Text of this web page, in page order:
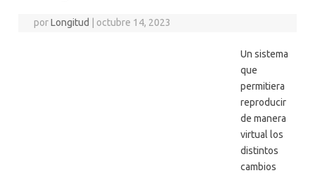
porLongitud octubre 14, 2023
Un sistema
que
permitiera
reproducir
de manera
virtual los
distintos
cambios